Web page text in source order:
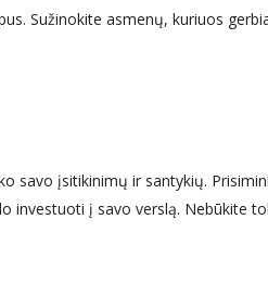
Sužinokite asmenų, kuriuos
savo įsitikinimų ir santykių.
investuoti į savo verslą. Nebūkite